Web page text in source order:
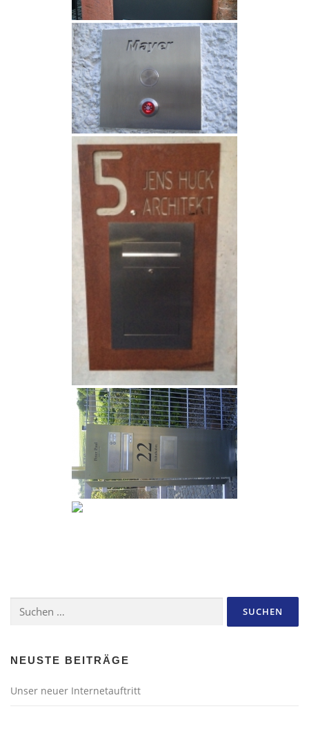
Suchen
NEUSTE BEITRÄGE
Unser neuer Internetauftritt